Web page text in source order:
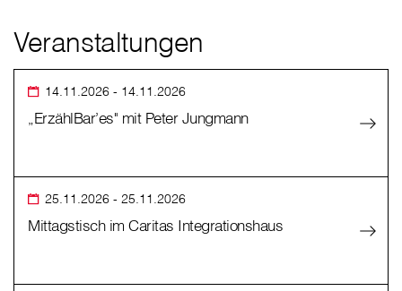
Veranstaltungen
14.11.2026 - 14.11.2026
„ErzählBar’es" mit Peter Jungmann
25.11.2026 - 25.11.2026
Mittagstisch im Caritas Integrationshaus